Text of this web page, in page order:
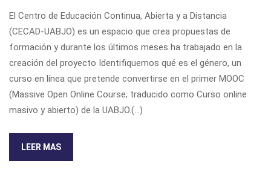
El Centro de Educación Continua, Abierta y a Distancia
(CECAD-UABJO) es un espacio que crea propuestas de
formación y durante los últimos meses ha trabajado en la
creación del proyecto Identifiquemos qué es el género, un
curso en línea que pretende convertirse en el primer MOOC
(Massive Open Online Course; traducido como Curso online
masivo y abierto) de la UABJO.(...)
LEER MAS